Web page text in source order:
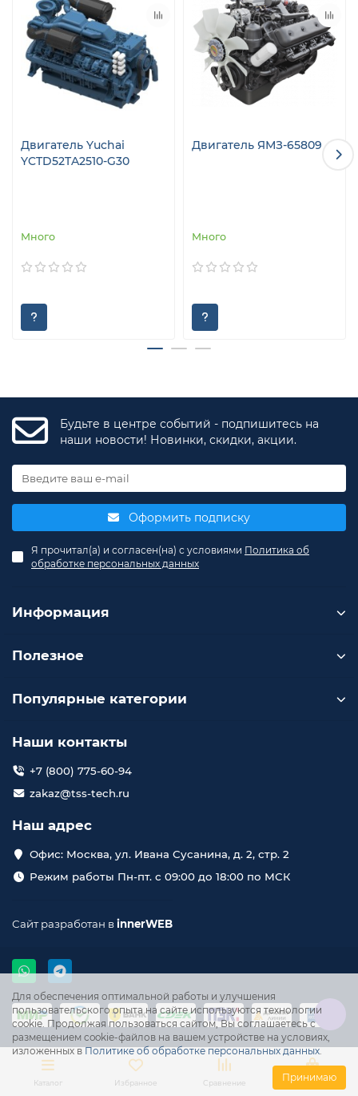
Двигатель Yuchai
YCTD52TA2510-G30
Много
Двигатель ЯМЗ-65809
Много
Для обеспечения оптимальной работы и улучшения
пользовательского опыта на сайте используются технологии
cookie. Продолжая пользоваться сайтом, Вы соглашаетесь с
размещением cookie-файлов на вашем устройстве на условиях,
изложенных вПолитике об обработке персональных данных.
Принимаю
Будьте в центре событий - подпишитесь на
наши новости! Новинки, скидки, акции.
Оформить подписку
Я прочитал(а) и согласен(на) с условиями Политика об
обработке персональных данных
Информация
Полезное
Популярные категории
Наши контакты
+7 (800) 775-60-94
zakaz@tss-tech.ru
Наш адрес
Офис: Москва, ул. Ивана Сусанина, д. 2, стр. 2
Режим работы Пн-пт. с 09:00 до 18:00 по МСК
Сайт разработан вinnerWEB
Каталог Избранное Сравнение Корзина